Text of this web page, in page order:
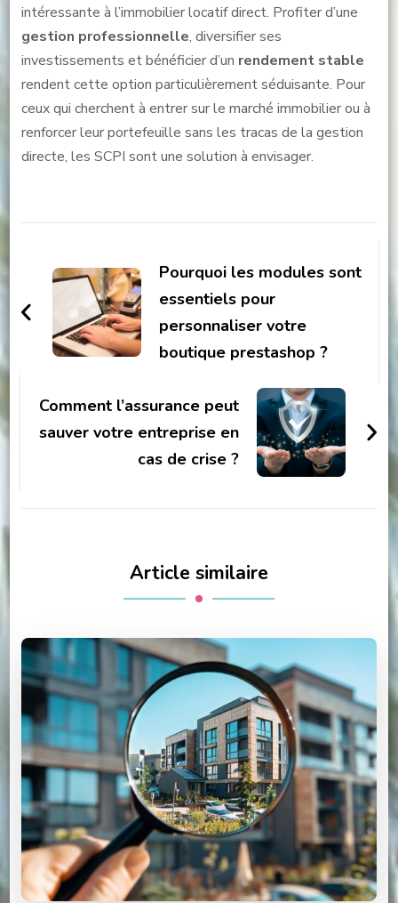
intéressante à l’immobilier locatif direct. Profiter d’une
gestion professionnelle, diversifier ses
investissements et bénéficier d’un rendement stable
rendent cette option particulièrement séduisante. Pour
ceux qui cherchent à entrer sur le marché immobilier ou à
renforcer leur portefeuille sans les tracas de la gestion
directe, les SCPI sont une solution à envisager.
d'article
Pourquoi les modules sont
essentiels pour
personnaliser votre
boutique prestashop ?
Comment l’assurance peut
sauver votre entreprise en
cas de crise ?
Article similaire